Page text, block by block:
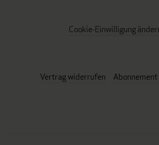
Cookie-Einwilligung
Vertrag widerrufen